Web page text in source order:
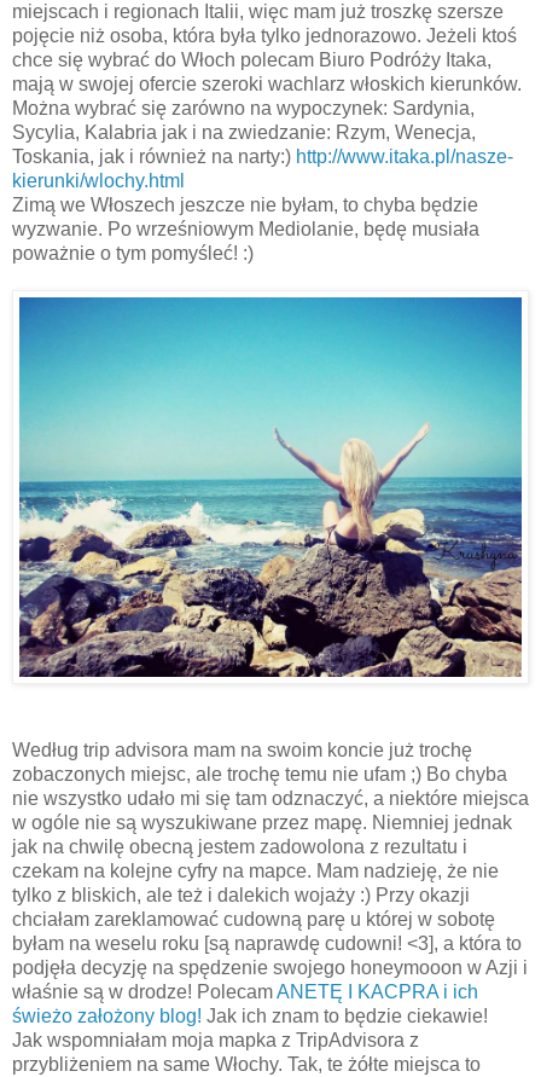
miejscach i regionach Italii, więc mam już troszkę szersze
pojęcie niż osoba, która była tylko jednorazowo. Jeżeli ktoś
chce się wybrać do Włoch polecam Biuro Podróży Itaka,
mają w swojej ofercie szeroki wachlarz włoskich kierunków.
Można wybrać się zarówno na wypoczynek: Sardynia,
Sycylia, Kalabria jak i na zwiedzanie: Rzym, Wenecja,
Toskania, jak i również na narty:) http://www.itaka.pl/nasze-
kierunki/wlochy.html
Zimą we Włoszech jeszcze nie byłam, to chyba będzie
wyzwanie. Po wrześniowym Mediolanie, będę musiała
poważnie o tym pomyśleć! :)
Według trip advisora mam na swoim koncie już trochę
zobaczonych miejsc, ale trochę temu nie ufam ;) Bo chyba
nie wszystko udało mi się tam odznaczyć, a niektóre miejsca
w ogóle nie są wyszukiwane przez mapę. Niemniej jednak
jak na chwilę obecną jestem zadowolona z rezultatu i
czekam na kolejne cyfry na mapce. Mam nadzieję, że nie
tylko z bliskich, ale też i dalekich wojaży :) Przy okazji
chciałam zareklamować cudowną parę u której w sobotę
byłam na weselu roku [są naprawdę cudowni! <3], a która to
podjęła decyzję na spędzenie swojego honeymooon w Azji i
właśnie są w drodze! PolecamANETĘ I KACPRA i ich
świeżo założony blog! Jak ich znam to będzie ciekawie!
Jak wspomniałam moja mapka z TripAdvisora z
przybliżeniem na same Włochy. Tak, te żółte miejsca to